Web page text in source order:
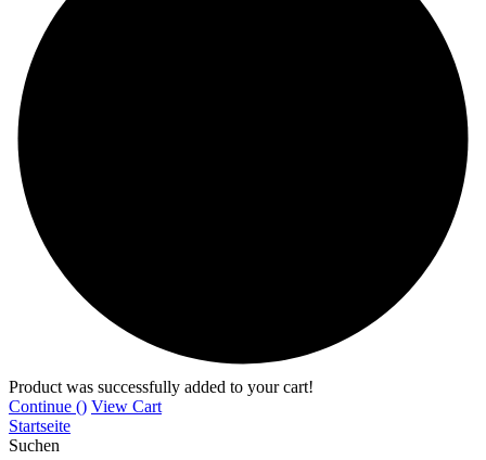
Product was successfully added to your cart!
Continue () View Cart
Startseite
Suchen